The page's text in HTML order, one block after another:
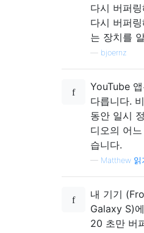
다시 버퍼
다시 버퍼
는 장치를
bjoernz
YouTube
다릅니다.
동안 일시
디오의 어
습니다.
— Matthew 읽
내 기기
Galaxy S)
20 초만 버